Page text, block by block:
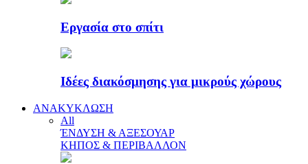
Εργασία στο σπίτι
Ιδέες διακόσμησης για μικρούς χώρους
ΑΝΑΚΥΚΛΩΣΗ
All
ΈΝΔΥΣΗ & ΑΞΕΣΟΥΑΡ
ΚΗΠΟΣ & ΠΕΡΙΒΑΛΛΟΝ